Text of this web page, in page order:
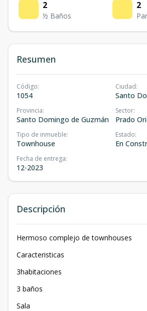
2
½ Baños
2
Resumen
Código:
1054
Ciudad:
Santo
Provincia:
Santo Domingo de Guzmán
Sector:
Prado
Tipo de inmueble:
Townhouse
Estado:
En
Fecha de entrega:
12-2023
Descripción
Hermoso complejo de townhouses
Caracteristicas
3habitaciones
3 baños
Sala